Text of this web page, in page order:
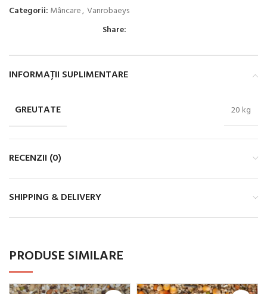
Categorii: Mâncare, Vanrobaeys
Share:
INFORMAȚII SUPLIMENTARE
GREUTATE 20 kg
RECENZII (0)
SHIPPING & DELIVERY
PRODUSE SIMILARE